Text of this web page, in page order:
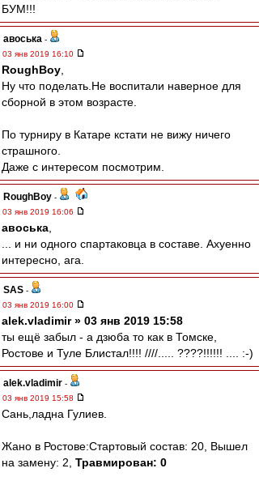
БУМ!!!
авоська -
03 янв 2019 16:10
RoughBoy
Ну что поделать.Не воспитали наверное для
сборной в этом возрасте.
По турниру в Катаре кстати не вижу ничего
страшного.
Даже с интересом посмотрим.
RoughBoy -
03 янв 2019 16:06
авоська
... и ни одного спартаковца в составе. Ахуенно
интересно, ага.
SAS -
03 янв 2019 16:00
alek.vladimir » 03 янв 2019 15:58
ты ещё забыл - а дзюба то как в Томске,
Ростове и Туле Блистал!!!! ////..... ????!!!!!! .... :-)
alek.vladimir -
03 янв 2019 15:58
Сань,ладна Гулиев.
Жано в Ростове:Стартовый состав: 20, Вышел
на замену: 2, Травмирован: 0